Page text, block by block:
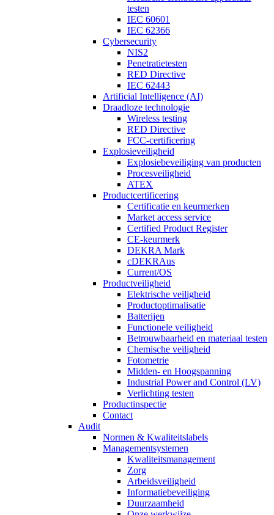
testen
IEC 60601
IEC 62366
Cybersecurity
NIS2
Penetratietesten
RED Directive
IEC 62443
Artificial Intelligence (AI)
Draadloze technologie
Wireless testing
RED Directive
FCC-certificering
Explosieveiligheid
Explosiebeveiliging van producten
Procesveiligheid
ATEX
Productcertificering
Certificatie en keurmerken
Market access service
Certified Product Register
CE-keurmerk
DEKRA Mark
cDEKRAus
Current/OS
Productveiligheid
Elektrische veiligheid
Productoptimalisatie
Batterijen
Functionele veiligheid
Betrouwbaarheid en materiaal testen
Chemische veiligheid
Fotometrie
Midden- en Hoogspanning
Industrial Power and Control (LV)
Verlichting testen
Productinspectie
Contact
Audit
Normen & Kwaliteitslabels
Managementsystemen
Kwaliteitsmanagement
Zorg
Arbeidsveiligheid
Informatiebeveiliging
Duurzaamheid